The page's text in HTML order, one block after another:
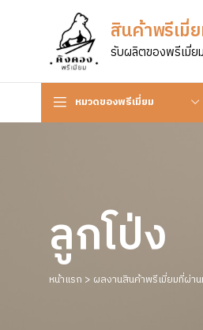
สินค้าพรีเมี่
รับผลิตของพรีเมี่ย
หมวดของพรีเมี่ยม
ลูกโป่ง
หน้าแรก > ผลงานสินค้าพรีเมี่ยมที่ผ่าน